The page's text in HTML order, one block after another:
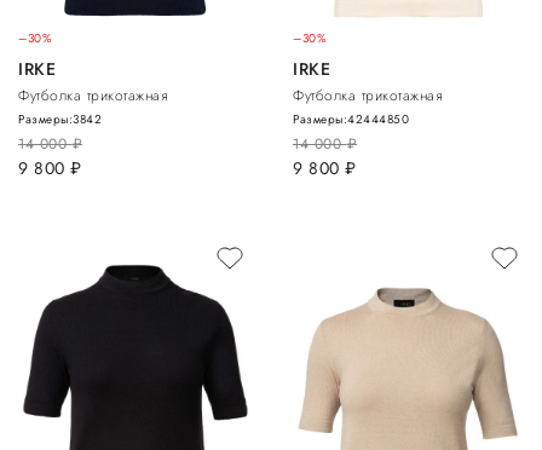
–30%
IRKE
Футболка трикотажная
14 000руб.
9 800 руб.
Размеры:3842
–30%
IRKE
Футболка трикотажная
14 000руб.
9 800 руб.
Размеры:42444850